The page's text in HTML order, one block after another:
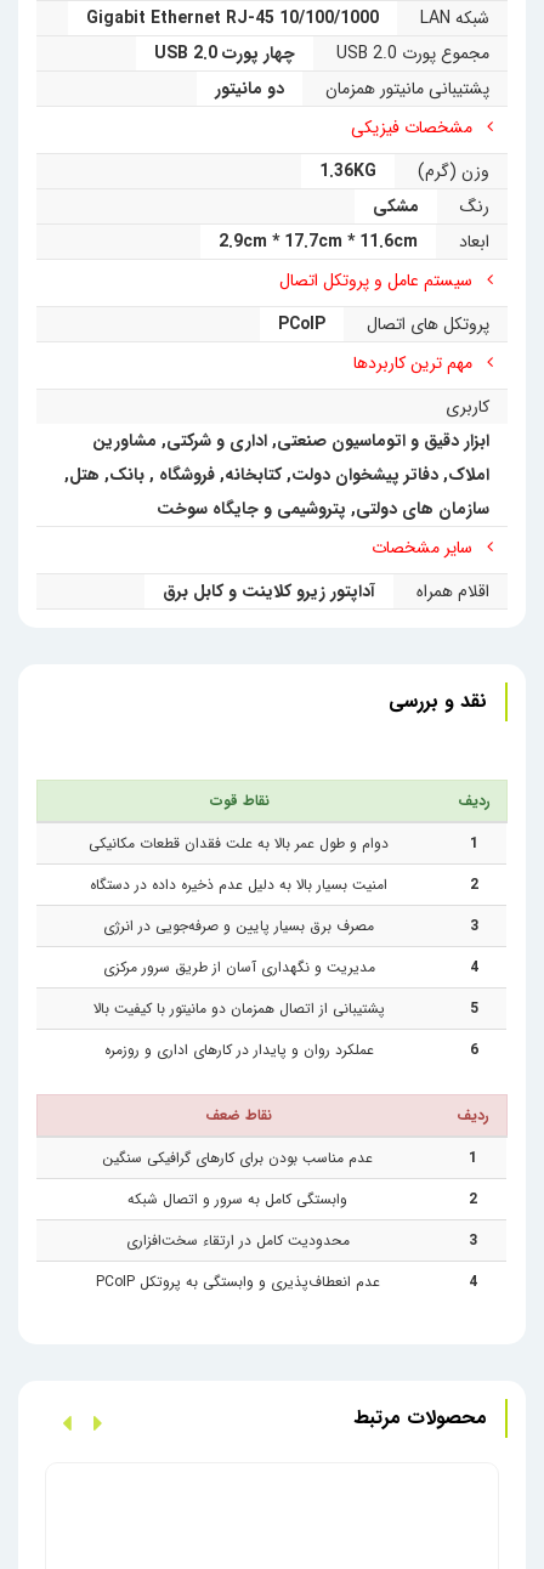
• هارد دیسک (HDD/SSD):
این دستگاه فاقد حافظه
داخلی است. این ویژگی امنیت آن را به شدت بالا می‌برد،
زیرا هیچ داده‌ای به صورت محلی روی دستگاه ذخیره
نمی‌شود و در صورت سرقت یا خراب شدن، اطلاعات شما در
خطر نیست.
• پورت‌های USB 2.0:
امکان اتصال وسایل جانبی مانند موس، کیبورد، پرینتر و
اسکنر فراهم می‌شود.
•
طور همزمان از دو مانیتور پشتیبانی کند، که برای کاربران
حرفه‌ای و افرادی که نیاز به فضای کاری بیشتری دارند، یک
مزیت بزرگ محسوب می‌شود.
کاربردهای زیرو کلاینت ال جی
دارد:
•دفاتر و سازمان‌های بزرگ:
برای کاهش هزینه‌های IT و
افزایش امنیت داده‌ها.
مراکز تماس:به دلیل نیاز به دسترسی سریع و امن به
نرم‌افزارهای مرکزی.
•مدارس و دانشگاه‌ها:برای مدیریت ساده سیستم‌های
کامپیوتری و محافظت از داده‌ها.
به طور خلاصه، این دستگاه یک راهکار هوشمند برای دسترسی به
دسکتاپ مجازی است که با ترکیب امنیت، سادگی و کارایی، تجربه
کاربری مطلوبی را فراهم می‌کند.
شبکه LAN
10/100/1000 Gigabit Ethernet RJ-45
مجموع پورت USB 2.0
چهار پورت USB 2.0
پشتیبانی مانیتور همزمان
دو مانیتور
مشخصات فیزیکی
وزن (گرم)
1.36KG
رنگ
مشکی
ابعاد
2.9cm * 17.7cm * 11.6cm
سیستم عامل و پروتکل اتصال
پروتکل های اتصال
PCoIP
مهم ترین کاربردها
کاربری
ابزار دقیق و اتوماسیون صنعتی,اداری و شرکتی, مشاورین
املاک, دفاتر پیشخوان دولت, کتابخانه,فروشگاه ,بانک, هتل,
سازمان های دولتی, پتروشیمی و جایگاه سوخت
سایر مشخصات
اقلام همراه
آداپتور زیرو کلاینت و کابل برق
نقد و بررسی
ردیف
نقاط قوت
1
دوام و طول عمر بالا به علت فقدان قطعات مکانیکی
2
امنیت بسیار بالا به دلیل عدم ذخیره داده در دستگاه
3
مصرف برق بسیار پایین و صرفه‌جویی در انرژی
4
مدیریت و نگهداری آسان از طریق سرور مرکزی
5
پشتیبانی از اتصال همزمان دو مانیتور با کیفیت بالا
6
عملکرد روان و پایدار در کارهای اداری و روزمره
ردیف
نقاط ضعف
1
عدم مناسب بودن برای کارهای گرافیکی سنگین
2
وابستگی کامل به سرور و اتصال شبکه
3
محدودیت کامل در ارتقاء سخت‌افزاری
4
عدم انعطاف‌پذیری و وابستگی به پروتکل PCoIP
محصولات مرتبط